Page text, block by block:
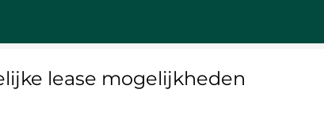
lease mogelijkheden